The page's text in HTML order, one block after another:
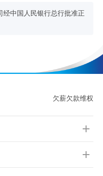
经中国人民银行总行批准正
欠薪欠款维权